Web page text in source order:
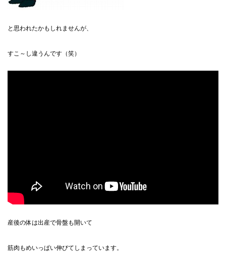
と思われたかもしれませんが、
すこ～し違うんです（笑）
産後の体は出産で骨盤も開いて
筋肉もめいっぱい伸びてしまっています。